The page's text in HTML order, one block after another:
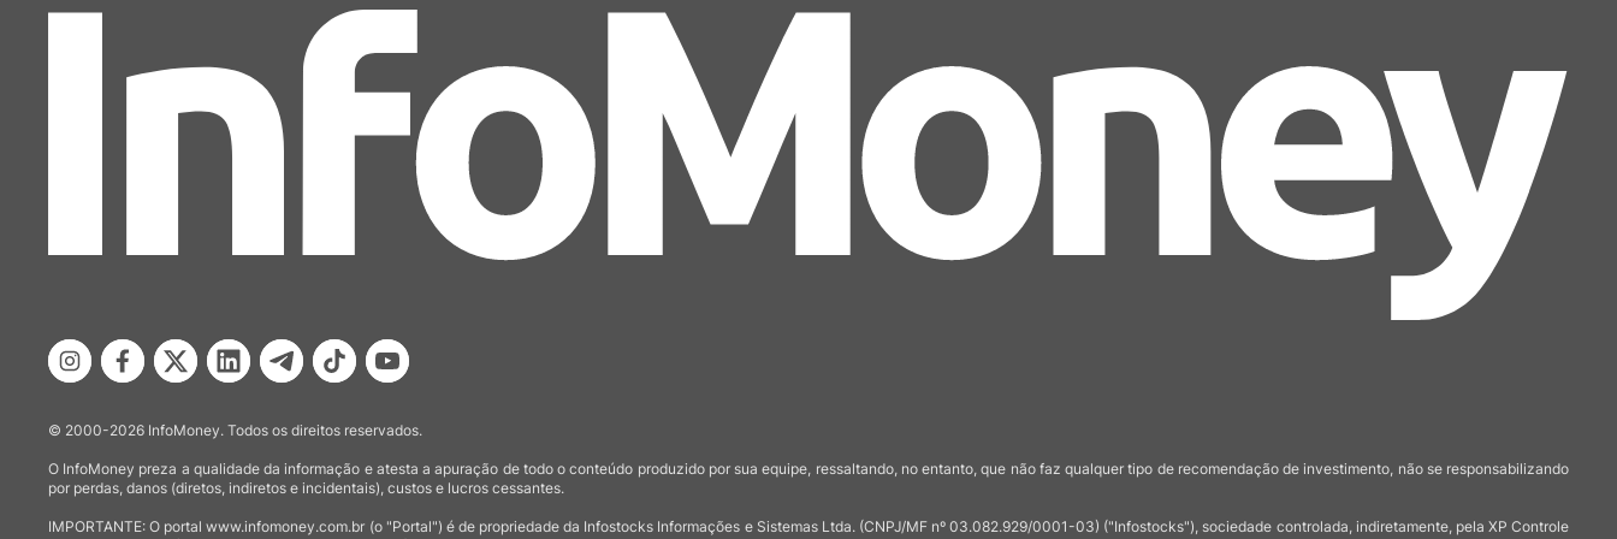
© 2000-2026 InfoMoney. Todos os direitos reservados.
O InfoMoney preza a qualidade da informação e atesta a apuração de todo o conteúdo produzido por sua equipe, ressaltando, no entanto, que não faz qualquer tipo de recomendação de investimento, não se responsabilizando
por perdas, danos (diretos, indiretos e incidentais), custos e lucros cessantes.
IMPORTANTE: O portal www.infomoney.com.br (o "Portal") é de propriedade da Infostocks Informações e Sistemas Ltda. (CNPJ/MF nº 03.082.929/0001-03) ("Infostocks"), sociedade controlada, indiretamente, pela XP Controle